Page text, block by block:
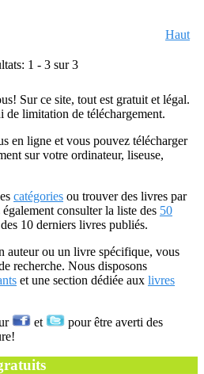
Haut
1 - 3 sur 3
Sur ce site, tout est gratuit et légal.
de limitation de téléchargement.
en ligne et vous pouvez télécharger
sur votre ordinateur, liseuse,
catégories ou trouver des livres par
consulter la liste des 50
10 derniers livres publiés.
auteur ou un livre spécifique, vous
recherche. Nous disposons
et une section dédiée aux livres
et
pour être averti des